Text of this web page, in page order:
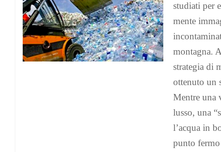
studiati per
mente
montagna.
strategia di
ottenuto un
Mentre una
lusso, una
l’acqua in
punto